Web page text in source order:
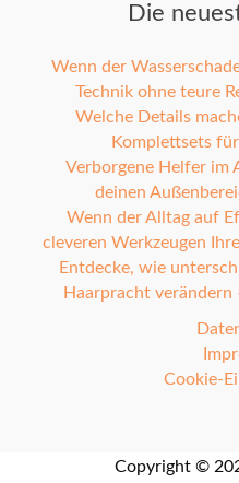
Die
Wenn der
Technik ohne teure
Welche Details
Komplettsets
Verborgene Helfer im
deinen
Wenn der Alltag auf
cleveren Werkzeugen
Entdecke, wie
Haarpracht
Cookie-
Copyright ©